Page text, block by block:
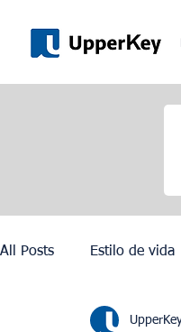
All Posts Estilo de vida
Roma